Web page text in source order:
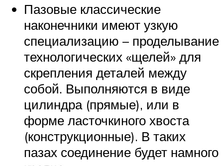
Пазовые классические
наконечники имеют узкую
специализацию – проделывание
технологических «щелей» для
скрепления деталей между
собой. Выполняются в виде
цилиндра (прямые), или в
форме ласточкиного хвоста
(конструкционные). В таких
пазах соединение будет намного